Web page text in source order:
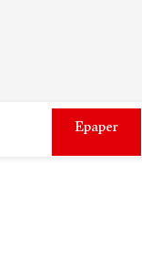
Epaper